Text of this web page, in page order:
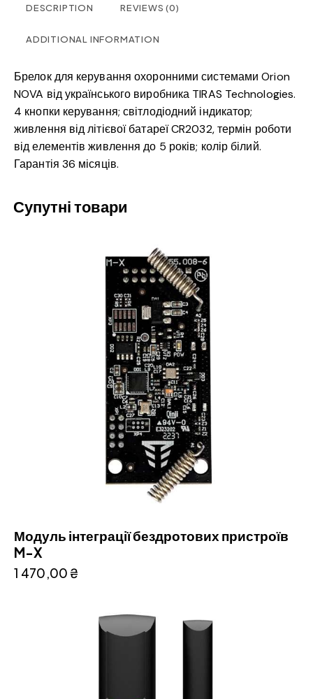
DESCRIPTION REVIEWS (0)
ADDITIONAL INFORMATION
Брелок для керування охоронними системами Orion
NOVA від українського виробника TIRAS Technologies.
4 кнопки керування; світлодіодний індикатор;
живлення від літієвої батареї CR2032, термін роботи
від елементів живлення до 5 років; колір білий.
Гарантія 36 місяців.
Супутні товари
Модуль інтеграції бездротових пристроїв
M-X
1 470,00₴